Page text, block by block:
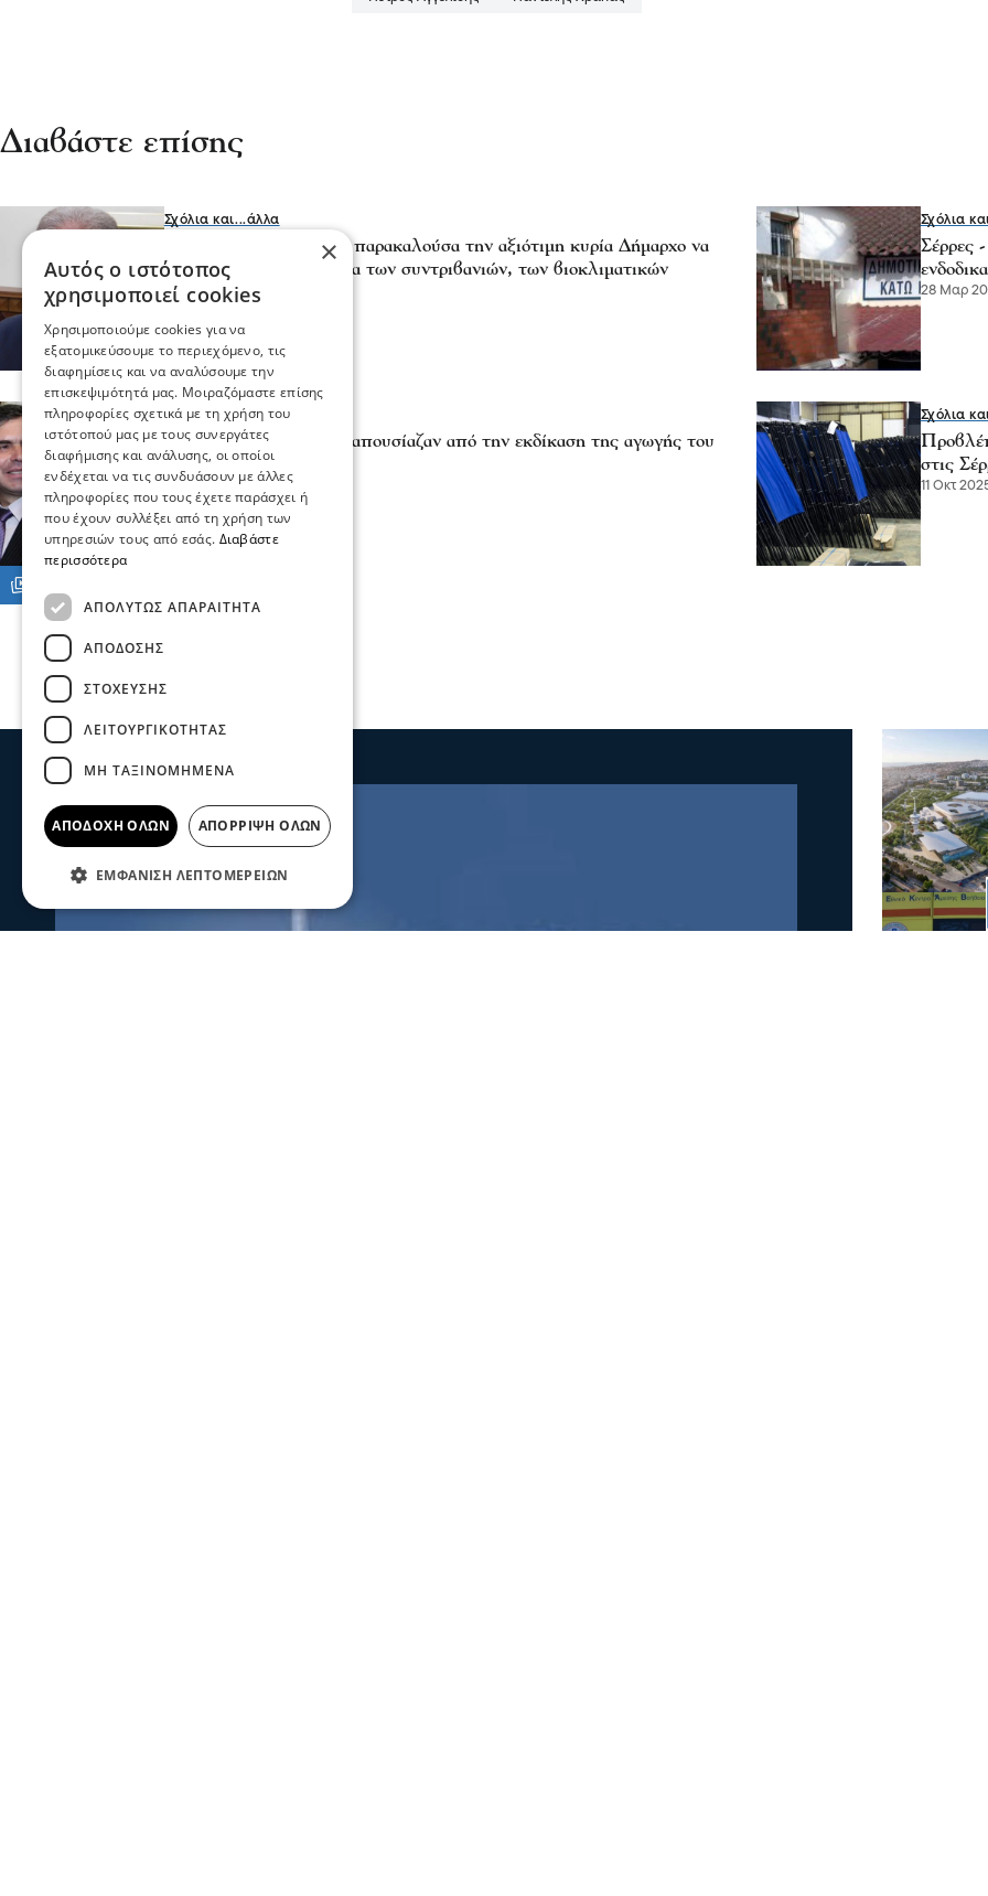
Διαβάστε επίσης
Σχόλια και...άλλα
Πέτρος Αγγελίδης: Θα παρακαλούσα την αξιότιμη κυρία Δήμαρχο να
επιληφθεί η ίδια το θέμα των συντριβανιών, των βιοκλιματικών
αναπλάσεων
Σχόλια
Σέρρες
28 Μαρ
Σχόλια και...άλλα
Φωτιάδης – Αγγελίδης απουσίαζαν από την εκδίκαση της αγωγής του
Σάκη Γάτσιου
13 Ιαν 2026, 13:22
Σχόλια
στις
11 Οκτ
×
Αυτός ο ιστότοπος
χρησιμοποιεί cookies
Χρησιμοποιούμε cookies για να
εξατομικεύσουμε το περιεχόμενο, τις
διαφημίσεις και να αναλύσουμε την
επισκεψιμότητά μας. Μοιραζόμαστε επίσης
πληροφορίες σχετικά με τη χρήση του
ιστότοπού μας με τους συνεργάτες
διαφήμισης και ανάλυσης, οι οποίοι
ενδέχεται να τις συνδυάσουν με άλλες
πληροφορίες που τους έχετε παράσχει ή
που έχουν συλλέξει από τη χρήση των
υπηρεσιών τους από εσάς. Διαβάστε
περισσότερα
ΑΠΟΛΎΤΩΣ ΑΠΑΡΑΊΤΗΤΑ
ΑΠΌΔΟΣΗΣ
ΣΤΌΧΕΥΣΗΣ
ΛΕΙΤΟΥΡΓΙΚΌΤΗΤΑΣ
ΜΗ ΤΑΞΙΝΟΜΗΜΈΝΑ
ΑΠΟΔΟΧΉ ΌΛΩΝ ΑΠΌΡΡΙΨΗ ΌΛΩΝ
ΕΜΦΆΝΙΣΗ ΛΕΠΤΟΜΕΡΕΙΏΝ